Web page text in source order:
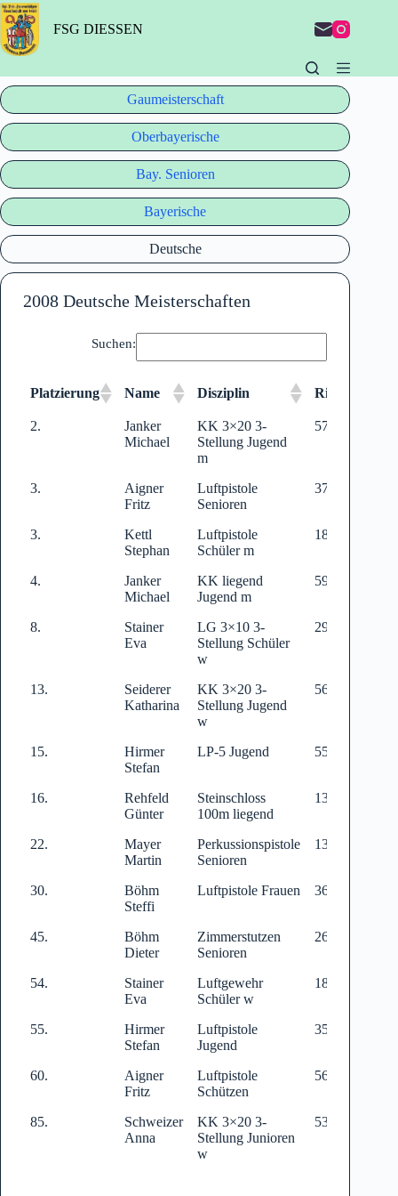
Zum
Inhalt
springen
FSG DIESSEN
Gaumeisterschaft
Oberbayerische
Bay. Senioren
Bayerische
Deutsche
2008 Deutsche Meisterschaften
Suchen:
Platzierung Name Disziplin
Ringe
Platzierung
Name Disziplin Ringe
2.
Janker
Michael
KK 3×20 3-
Stellung Jugend
m
571
3.
Aigner
Fritz
Luftpistole
Senioren
371
3.
Kettl
Stephan
Luftpistole
Schüler m
181
4.
Janker
Michael
KK liegend
Jugend m
590
8.
Stainer
Eva
LG 3×10 3-
Stellung Schüler
w
293
13.
Seiderer
Katharina
KK 3×20 3-
Stellung Jugend
w
563
15.
Hirmer
Stefan
LP-5 Jugend 55
16.
Rehfeld
Günter
Steinschloss
100m liegend
131
22.
Mayer
Martin
Perkussionspistole
Senioren
135
30.
Böhm
Steffi
Luftpistole Frauen 369
45.
Böhm
Dieter
Zimmerstutzen
Senioren
261
54.
Stainer
Eva
Luftgewehr
Schüler w
188
55.
Hirmer
Stefan
Luftpistole
Jugend
354
60.
Aigner
Fritz
Luftpistole
Schützen
563
85.
Schweizer
Anna
KK 3×20 3-
Stellung Junioren
w
533